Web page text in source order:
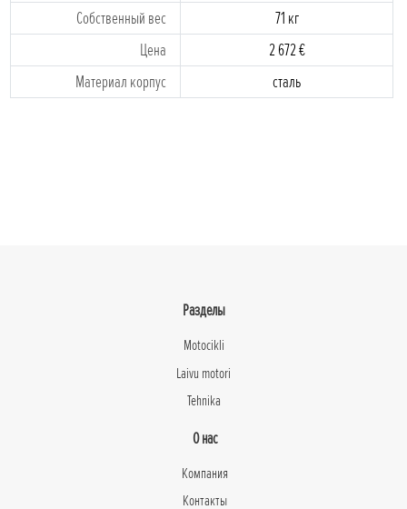
Собственный вес
71 кг
Цена
2 672 €
Материал корпус
сталь
Разделы
Motocikli
Laivu motori
Tehnika
О нас
Компания
Контакты